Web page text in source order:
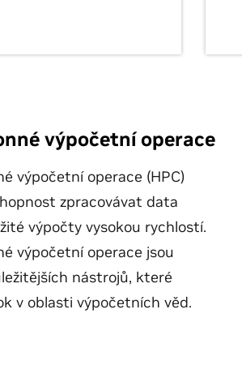
výpočetní operace
výpočetní operace (HPC)
zpracovávat data
výpočty vysokou rychlostí.
výpočetní operace jsou
nástrojů, které
v oblasti výpočetních věd.